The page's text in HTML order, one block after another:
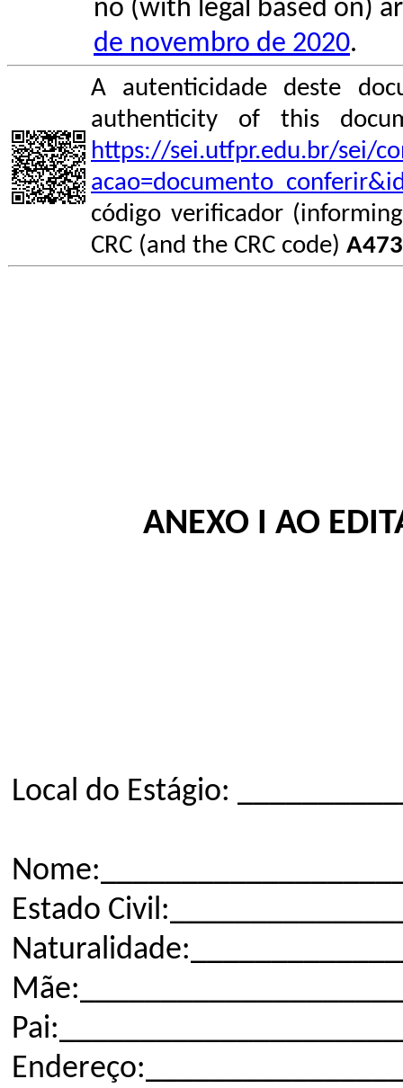
no (with legal based on)
de novembro de 2020.
A autenticidade deste
authenticity of this
https://sei.utfpr.edu.br/sei/
código verificador
CRC (and the CRC code)
ANEXO I AO
Local do Estágio:
Estado